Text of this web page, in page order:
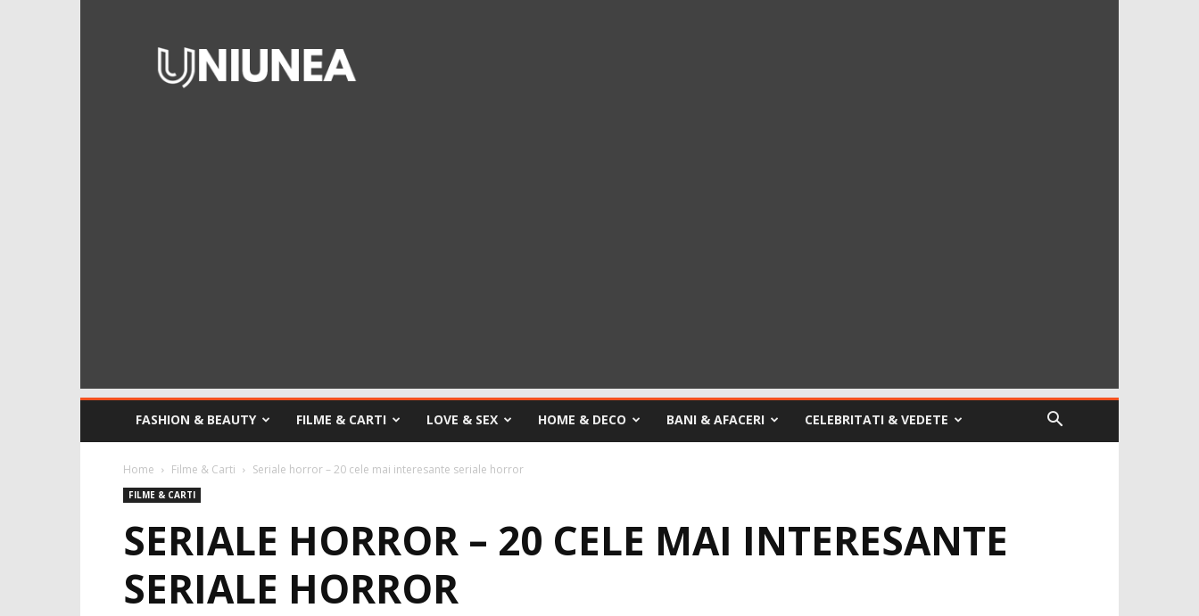
FASHION & BEAUTY FILME & CARTI LOVE & SEX HOME & DECO BANI & AFACERI CELEBRITATI & VEDETE
Home Filme & Carti Seriale horror – 20 cele mai interesante seriale horror
FILME & CARTI
SERIALE HORROR – 20 CELE MAI INTERESANTE
SERIALE HORROR